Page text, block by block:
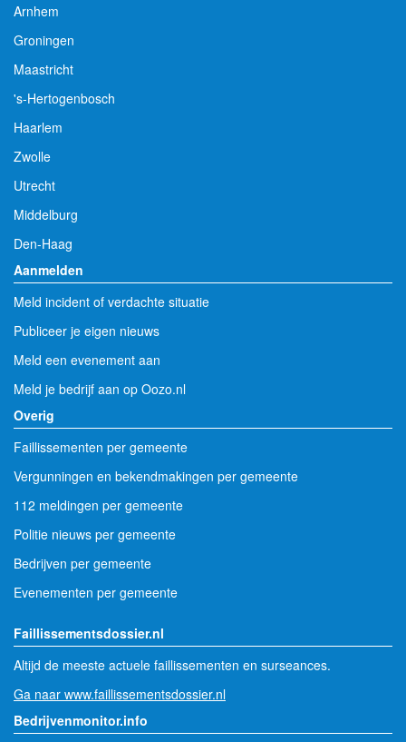
Arnhem
Groningen
Maastricht
's-Hertogenbosch
Haarlem
Zwolle
Utrecht
Middelburg
Den-Haag
Aanmelden
Meld incident of verdachte situatie
Publiceer je eigen nieuws
Meld een evenement aan
Meld je bedrijf aan op Oozo.nl
Overig
Faillissementen per gemeente
Vergunningen en bekendmakingen per gemeente
112 meldingen per gemeente
Politie nieuws per gemeente
Bedrijven per gemeente
Evenementen per gemeente
Faillissementsdossier.nl
Altijd de meeste actuele faillissementen en surseances.
Ga naar www.faillissementsdossier.nl
Bedrijvenmonitor.info